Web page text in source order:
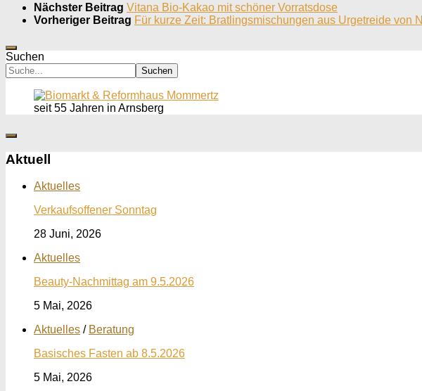
Nächster Beitrag Vitana Bio-Kakao mit schöner Vorratsdose
Vorheriger Beitrag Für kurze Zeit: Bratlingsmischungen aus Urgetreide von
Suchen
Suchen
seit 55 Jahren in Arnsberg
Aktuell
Aktuelles
Verkaufsoffener Sonntag
28 Juni, 2026
Aktuelles
Beauty-Nachmittag am 9.5.2026
5 Mai, 2026
Aktuelles / Beratung
Basisches Fasten ab 8.5.2026
5 Mai, 2026